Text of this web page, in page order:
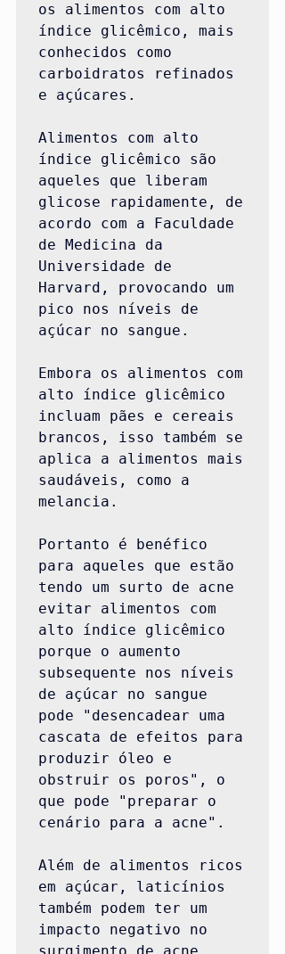
os alimentos com alto
índice glicêmico, mais
conhecidos como
carboidratos refinados
e açúcares.
Alimentos com alto
índice glicêmico são
aqueles que liberam
glicose rapidamente, de
acordo com a Faculdade
de Medicina da
Universidade de
Harvard, provocando um
pico nos níveis de
açúcar no sangue.
Embora os alimentos com
alto índice glicêmico
incluam pães e cereais
brancos, isso também se
aplica a alimentos mais
saudáveis, como a
melancia.
Portanto é benéfico
para aqueles que estão
tendo um surto de acne
evitar alimentos com
alto índice glicêmico
porque o aumento
subsequente nos níveis
de açúcar no sangue
pode "desencadear uma
cascata de efeitos para
produzir óleo e
obstruir os poros", o
que pode "preparar o
cenário para a acne".
Além de alimentos ricos
em açúcar, laticínios
também podem ter um
impacto negativo no